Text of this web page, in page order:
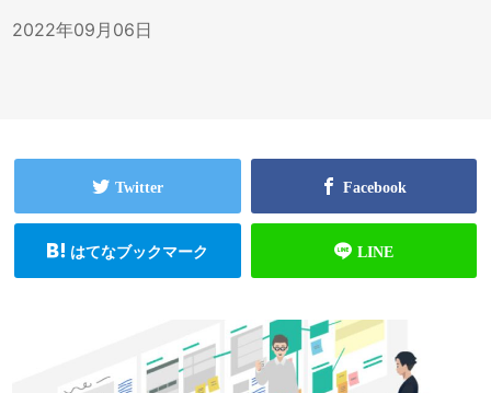
2022年09月06日